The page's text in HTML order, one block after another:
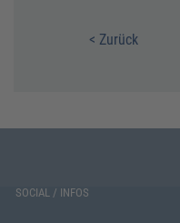
< Zurück
SOCIAL / INFOS